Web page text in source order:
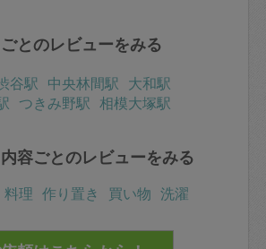
とのレビューをみる
谷駅 中央林間駅 大和駅
つきみ野駅 相模大塚駅
容ごとのレビューをみる
料理 作り置き 買い物 洗濯